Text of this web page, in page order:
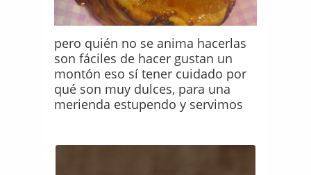
pero quién no se anima hacerlas
son fáciles de hacer gustan un
montón eso sí tener cuidado por
qué son muy dulces, para una
merienda estupendo y servimos